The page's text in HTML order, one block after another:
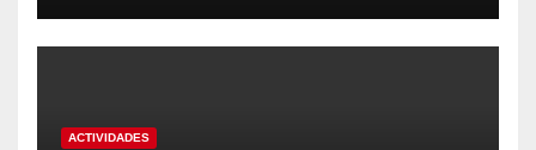
ACTIVIDADES